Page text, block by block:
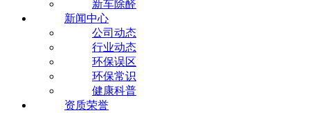
新车除醛
新闻中心
公司动态
行业动态
环保误区
环保常识
健康科普
资质荣誉